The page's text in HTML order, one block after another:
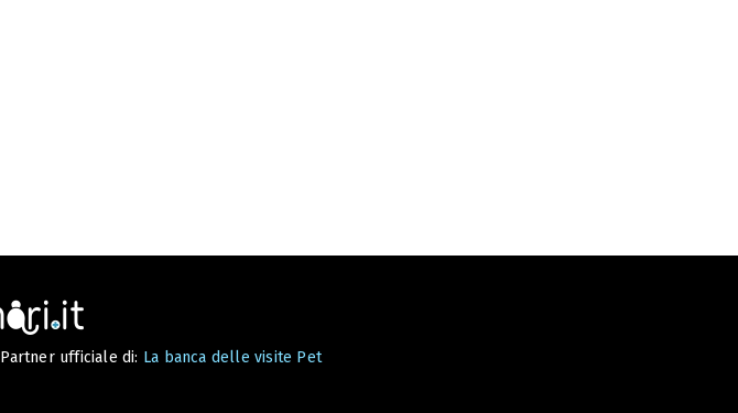
Partner ufficiale di: La banca delle visite Pet